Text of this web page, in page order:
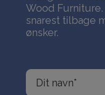
Wood
snarest tilbage
ønsker.